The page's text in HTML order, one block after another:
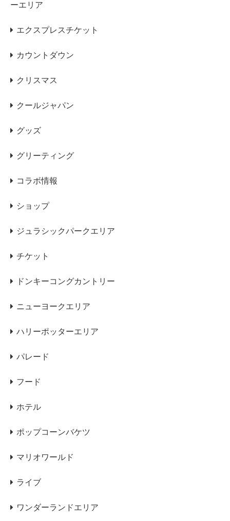
ーエリア
エクスプレスチケット
カウントダウン
クリスマス
クールジャパン
グッズ
グリーティング
コラボ情報
ショップ
ジュラシックパークエリア
チケット
ドンキーコングカントリー
ニューヨークエリア
ハリーポッターエリア
パレード
フード
ホテル
ポップコーンバケツ
マリオワールド
ライブ
ワンダーランドエリア